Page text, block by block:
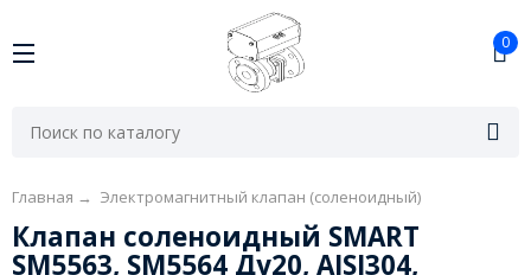
0
Главная → Электромагнитный клапан (соленоидный)
Клапан соленоидный SMART
SM5563, SM5564 Ду20, AISI304,